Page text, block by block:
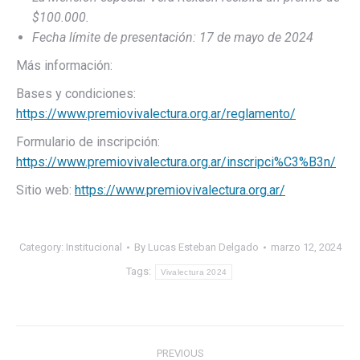
$100.000.
Fecha límite de presentación: 17 de mayo de 2024
Más información:
Bases y condiciones:
https://www.premiovivalectura.org.ar/reglamento/
Formulario de inscripción:
https://www.premiovivalectura.org.ar/inscripci%C3%B3n/
Sitio web: https://www.premiovivalectura.org.ar/
Category: Institucional By Lucas Esteban Delgado marzo 12, 2024
Tags: Vivalectura 2024
PREVIOUS